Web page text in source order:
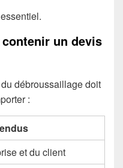
un devis
débroussaillage doit
:
et du client